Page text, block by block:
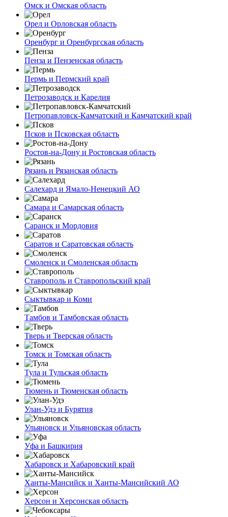
Омск и Омская область
Орел и Орловская область
Оренбург и Оренбургская область
Пенза и Пензенская область
Пермь и Пермский край
Петрозаводск и Карелия
Петропавловск-Камчатский и Камчатский край
Псков и Псковская область
Ростов-на-Дону и Ростовская область
Рязань и Рязанская область
Салехард и Ямало-Ненецкий АО
Самара и Самарская область
Саранск и Мордовия
Саратов и Саратовская область
Смоленск и Смоленская область
Ставрополь и Ставропольский край
Сыктывкар и Коми
Тамбов и Тамбовская область
Тверь и Тверская область
Томск и Томская область
Тула и Тульская область
Тюмень и Тюменская область
Улан-Удэ и Бурятия
Ульяновск и Ульяновская область
Уфа и Башкирия
Хабаровск и Хабаровский край
Ханты-Мансийск и Ханты-Мансийский АО
Херсон и Херсонская область